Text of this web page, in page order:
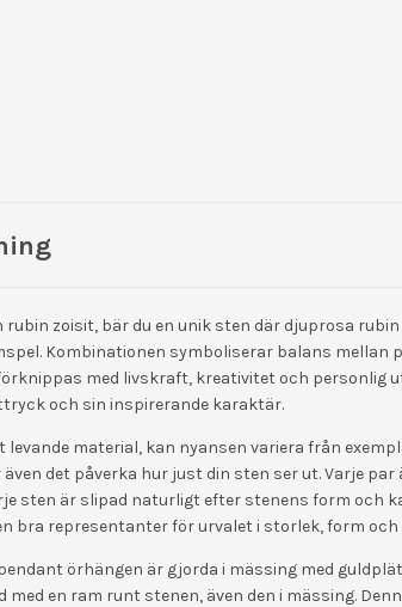
rubin zoisit, bär du en unik sten där djuprosa
Kombinationen symboliserar balans mellan
med livskraft, kreativitet och personlig
och sin inspirerande karaktär.
levande material, kan nyansen variera från
även det påverka hur just din sten ser ut. Varje
sten är slipad naturligt efter stenens form och
bra representanter för urvalet i storlek, form och
örhängen är gjorda i mässing med
med en ram runt stenen, även den i mässing.